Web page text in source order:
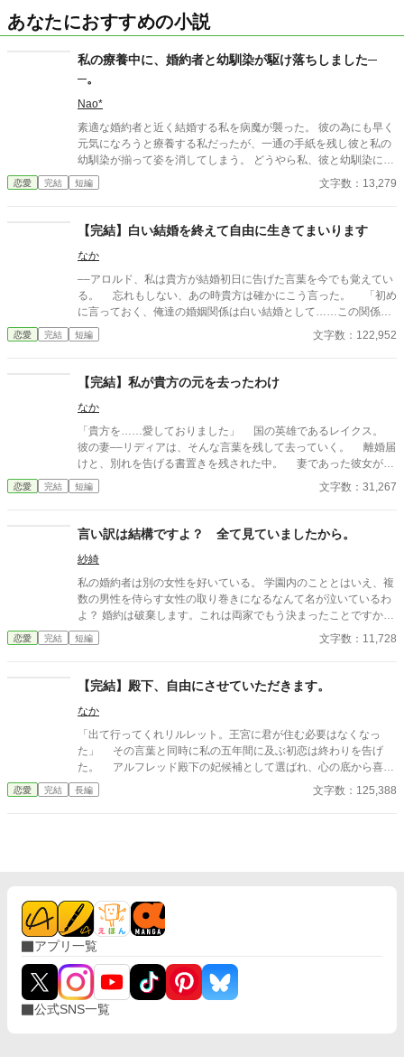
あなたにおすすめの小説
私の療養中に、婚約者と幼馴染が駆け落ちしました─
─。
Nao*
素適な婚約者と近く結婚する私を病魔が襲った。 彼の為にも早く
元気になろうと療養する私だったが、一通の手紙を残し彼と私の
幼馴染が揃って姿を消してしまう。 どうやら私、彼と幼馴染に裏
切られて居たようです──。 （1万字以上と少し長いので、短編集
とは別にしてあります。最終回の一部、改正してあります。）
恋愛 完結 短編 文字数：13,279
【完結】白い結婚を終えて自由に生きてまいります
なか
––アロルド、私は貴方が結婚初日に告げた言葉を今でも覚えてい
る。 忘れもしない、あの時貴方は確かにこう言った。 「初め
に言っておく、俺達の婚姻関係は白い結婚として……この関係は
三年間のみとする」 「白い結婚ですか？」 「実は俺には……他に
愛する女性がいる」 それは「公爵家の令嬢との問題」を理由
家が取り決めたものであったが、私は冷静に合意を決めた ――そ
れは自由を得るため、そして『私自身の秘密を隠すため』の計算
でもあった。 ところが、三年の終わりが近づいたとき、アロルド
は突然告白する。「この三年間で君しか見えなくなった。白い結
婚の約束をなかったことにしてくれ」と。 「セシーリア、頼
む……どうか、どうか白い結婚の合意を無かった事にしてくれ」
ているの？ 「俺には君しかいないと、この三年間で分かったん
かった。 ◇◇◇ 設定はゆるめです。 とても強い主人公が
自由に暮らすお話となります。 もしよろしければ、読んでくださ
恋愛 完結 短編 文字数：122,952
【完結】私が貴方の元を去ったわけ
なか
「貴方を……愛しておりました」 国の英雄であるレイクス。
彼の妻––リディアは、そんな言葉を残して去っていく。 離婚届
けと、別れを告げる書置きを残された中。 妻であった彼女が突
然去っていった理由を…… レイクスは、大きな後悔と、恥ず
べき自らの行為を知っていく事となる。 ◇◇◇ プロ
久しぶりのショートショート。 懺悔をテーマに書いた作品
です。 もしよろしければ、読んでくださると嬉しいです！
恋愛 完結 短編 文字数：31,267
言い訳は結構ですよ？ 全て見ていましたから。
紗綺
私の婚約者は別の女性を好いている。 学園内のこととはいえ、複
数の男性を侍らす女性の取り巻きになるなんて名が泣いているわ
よ？ 婚約は破棄します。これは両家でもう決まったことですか
ら。 邪魔な婚約者をサクッと婚約破棄して、かねてから用意して
いた相手と婚約を結びます。 新しい婚約者は私にとって理想の相
たとか聞いてないわ。 都合の良い相手でいいなんて……、おかし
めのお話です。 入学初日の婚約破棄～の原型はこんな感じでし
た。 もったいないのでこちらも投稿してしまいます。 また少し違
う男装（？）令嬢を楽しんでもらえたら嬉しいです。
恋愛 完結 短編 文字数：11,728
【完結】殿下、自由にさせていただきます。
なか
「出て行ってくれリルレット。王宮に君が住む必要はなくなっ
た」 その言葉と同時に私の五年間に及ぶ初恋は終わりを告げ
た。 アルフレッド殿下の妃候補として選ばれ、心の底から喜ん
でいた私はもういない。 髪を綺麗だと言ってくれた口からは、
私を貶める言葉しか出てこない。 見惚れてしまう程の笑みは、
いたのは、全てを見抜いて笑う副団長であった。 身分を明
かせない私は、全てを知っている彼と秘密の恋をする事になる。
そして、騎士として王宮内で起きた変死事件やアルフレッド
の奇行に大きく関わり、やがて王宮に蔓延る謎と対峙する。 こ
れは、私の初恋が終わり。 僕として新たな人生を歩みだした
恋愛 完結 長編 文字数：125,388
アプリ一覧
公式SNS一覧